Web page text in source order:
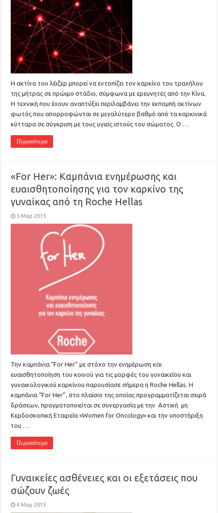
Η ακτίνα του λέιζερ μπορεί να εντοπίζει τον καρκίνο του τραχήλου
της μήτρας σε πρώιμο στάδιο, σύμφωνα με ερευνητές από την Κίνα.
Η τεχνική που έχουν αναπτύξει περιλαμβάνει την εκπομπή ακτίνων
φωτός που απορροφώνται σε μεγαλύτερο βαθμό από τα καρκινικά
κύτταρα σε σύγκριση με τους υγιείς ιστούς του σώματος. Ο …
Περισσότερα
«For Her»: Καμπάνια ενημέρωσης και
ευαισθητοποίησης για τον καρκίνο της
γυναίκας από τη Roche Hellas
5 Μαρ 2015
Την καμπάνια “For Her” με στόχο την ενημέρωση και
ευαισθητοποίηση του κοινού για τις μορφές του γυναικείου και
γυναικολογικού καρκίνου παρουσίασε σήμερα η Roche Hellas. Η
καμπάνια “For Her”, στο πλαίσιο της οποίας προγραμματίζεται σειρά
δράσεων, πραγματοποιείται σε συνεργασία με την Αστική μη
Κερδοσκοπική Εταιρεία «Women for Oncology» και την υποστήριξη
του …
Περισσότερα
Γυναικείες ασθένειες και οι εξετάσεις που
σώζουν ζωές
4 Μαρ 2015